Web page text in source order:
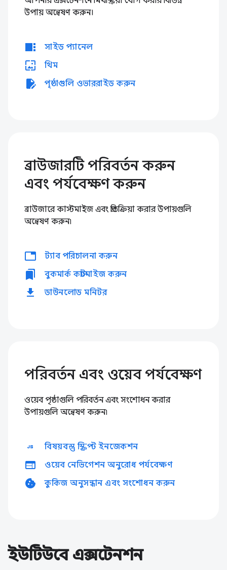
উপায় অন্বেষণ করুন।
view_sidebar সাইড প্যানেল
wallpaper থিম
edit_document পৃষ্ঠাগুলি ওভাররাইড করুন
ব্রাউজারটি পরিবর্তন করুন
এবং পর্যবেক্ষণ করুন
ব্রাউজারে কাস্টমাইজ এবং প্রতিক্রিয়া করার উপায়গুলি
অন্বেষণ করুন৷
tabsট্যাব পরিচালনা করুন
bookmarks বুকমার্ক কাস্টমাইজ করুন
download ডাউনলোড মনিটর
পরিবর্তন এবং ওয়েব পর্যবেক্ষণ
ওয়েব পৃষ্ঠাগুলি পরিবর্তন এবং সংশোধন করার
উপায়গুলি অন্বেষণ করুন৷
javascript বিষয়বস্তু স্ক্রিপ্ট ইনজেকশন
web ওয়েব নেভিগেশন অনুরোধ পর্যবেক্ষণ
cookie কুকিজ অনুসন্ধান এবং সংশোধন করুন
ইউটিউবে এক্সটেনশন